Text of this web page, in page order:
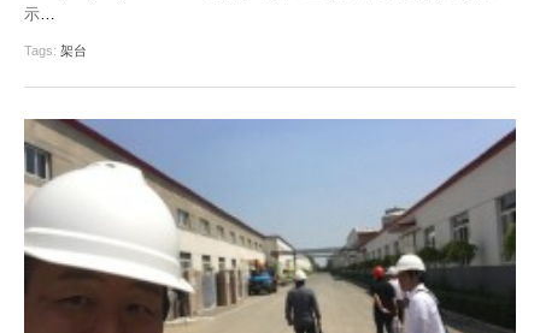
●土地探し
示
Tags: 架台